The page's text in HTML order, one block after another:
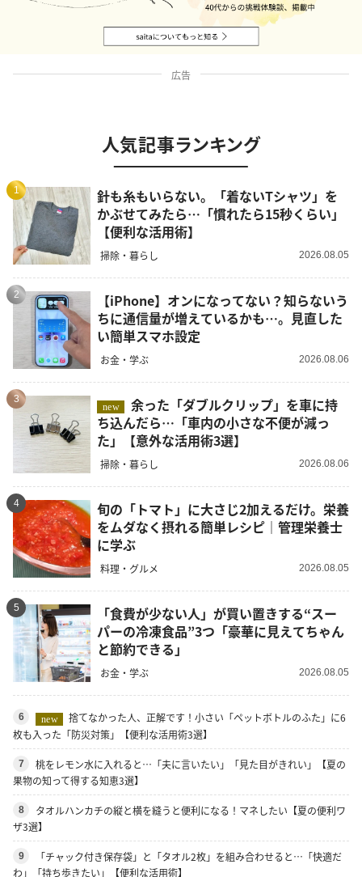
広告
人気記事ランキング
1
針も糸もいらない。「着ないTシャツ」を
かぶせてみたら…「慣れたら15秒くらい」
【便利な活用術】
掃除・暮らし 2026.08.05
2
【iPhone】オンになってない？知らないう
ちに通信量が増えているかも…。見直した
い簡単スマホ設定
お金・学ぶ 2026.08.06
3
new
余った「ダブルクリップ」を車に持
ち込んだら…「車内の小さな不便が減っ
た」【意外な活用術3選】
掃除・暮らし 2026.08.06
4
旬の「トマト」に大さじ2加えるだけ。栄養
をムダなく摂れる簡単レシピ｜管理栄養士
に学ぶ
料理・グルメ 2026.08.05
5
「食費が少ない人」が買い置きする“スー
パーの冷凍食品”3つ「豪華に見えてちゃん
と節約できる」
お金・学ぶ 2026.08.05
6 new
捨てなかった人、正解です！小さい「ペットボトルのふた」に6
枚も入った「防災対策」【便利な活用術3選】
7
桃をレモン水に入れると…「夫に言いたい」「見た目がきれい」【夏の
果物の知って得する知恵3選】
8
タオルハンカチの縦と横を縫うと便利になる！マネしたい【夏の便利ワ
ザ3選】
9
「チャック付き保存袋」と「タオル2枚」を組み合わせると…「快適だ
わ」「持ち歩きたい」【便利な活用術】